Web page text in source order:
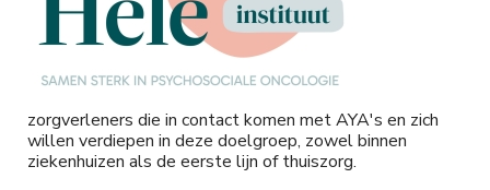
zorgverleners die in contact komen met AYA's en zich
willen verdiepen in deze doelgroep, zowel binnen
ziekenhuizen als de eerste lijn of thuiszorg.